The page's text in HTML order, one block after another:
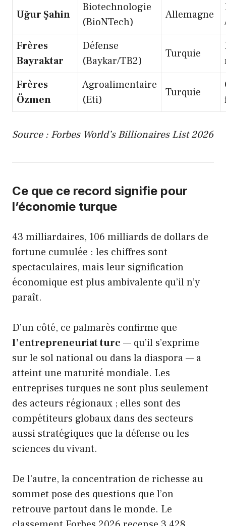
Uğur Şahin
Biotechnologie
(BioNTech)
Allemagne
Frères
Bayraktar
Défense
(Baykar/TB2)
Turquie
Frères
Özmen
Agroalimentaire
(Eti)
Turquie
Source : Forbes World’s Billionaires List 2026
Ce que ce record signifie pour
l’économie turque
43 milliardaires, 106 milliards de dollars de
fortune cumulée : les chiffres sont
spectaculaires, mais leur signification
économique est plus ambivalente qu’il n’y
paraît.
D’un côté, ce palmarès confirme que
l’entrepreneuriat turc — qu’il s’exprime
sur le sol national ou dans la diaspora — a
atteint une maturité mondiale. Les
entreprises turques ne sont plus seulement
des acteurs régionaux ; elles sont des
compétiteurs globaux dans des secteurs
aussi stratégiques que la défense ou les
sciences du vivant.
De l’autre, la concentration de richesse au
sommet pose des questions que l’on
retrouve partout dans le monde. Le